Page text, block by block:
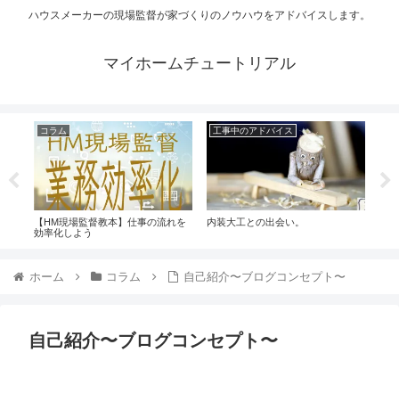
ハウスメーカーの現場監督が家づくりのノウハウをアドバイスします。
マイホームチュートリアル
コラム
【HM現場監督教本】仕事の流れを
効率化しよう
工事中のアドバイス
内装大工との出会い。
ホーム コラム 自己紹介〜ブログコンセプト〜
自己紹介〜ブログコンセプト〜